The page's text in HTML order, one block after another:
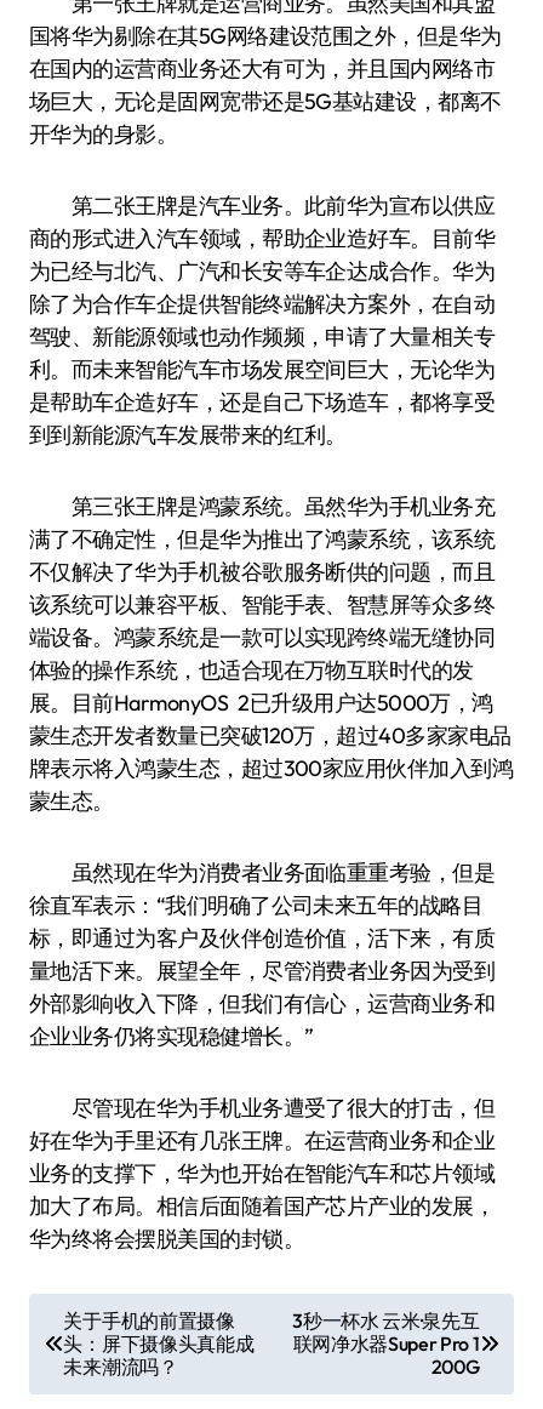
国将华为剔除在其5G网络建设范围之外，但是华为
在国内的运营商业务还大有可为，并且国内网络市
场巨大，无论是固网宽带还是5G基站建设，都离不
开华为的身影。
第二张王牌是汽车业务。此前华为宣布以供应
商的形式进入汽车领域，帮助企业造好车。目前华
为已经与北汽、广汽和长安等车企达成合作。华为
除了为合作车企提供智能终端解决方案外，在自动
驾驶、新能源领域也动作频频，申请了大量相关专
利。而未来智能汽车市场发展空间巨大，无论华为
是帮助车企造好车，还是自己下场造车，都将享受
到到新能源汽车发展带来的红利。
第三张王牌是鸿蒙系统。虽然华为手机业务充
满了不确定性，但是华为推出了鸿蒙系统，该系统
不仅解决了华为手机被谷歌服务断供的问题，而且
该系统可以兼容平板、智能手表、智慧屏等众多终
端设备。鸿蒙系统是一款可以实现跨终端无缝协同
体验的操作系统，也适合现在万物互联时代的发
展。目前HarmonyOS 2已升级用户达5000万，鸿
蒙生态开发者数量已突破120万，超过40多家家电品
牌表示将入鸿蒙生态，超过300家应用伙伴加入到鸿
蒙生态。
虽然现在华为消费者业务面临重重考验，但是
徐直军表示：“我们明确了公司未来五年的战略目
标，即通过为客户及伙伴创造价值，活下来，有质
量地活下来。展望全年，尽管消费者业务因为受到
外部影响收入下降，但我们有信心，运营商业务和
企业业务仍将实现稳健增长。”
尽管现在华为手机业务遭受了很大的打击，但
好在华为手里还有几张王牌。在运营商业务和企业
业务的支撑下，华为也开始在智能汽车和芯片领域
加大了布局。相信后面随着国产芯片产业的发展，
华为终将会摆脱美国的封锁。
章
导
关于手机的前置摄像
头：屏下摄像头真能成
未来潮流吗？
3秒一杯水 云米·泉先互
联网净水器Super Pro 1
200G